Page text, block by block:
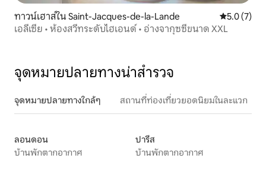
ทาวน์เฮาส์ใน Saint-Jacques-de-la-Lande คะแนนเฉลี่
5.0 (7)
เอลีเซีย • ห้องสวีทระดับไฮเอนด์ • อ่างจากุซซี่ขนาด XXL
จุดหมายปลายทางน่าสำรวจ
จุดหมายปลายทางใกล้ๆ สถานที่ท่องเที่ยวยอดนิยมในละแวก
ลอนดอน
บ้านพักตากอากาศ
ปารีส
บ้านพักตากอากาศ